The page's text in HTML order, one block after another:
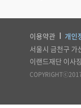
이용약관 개인
서울시 금천구
이랜드재단 이사